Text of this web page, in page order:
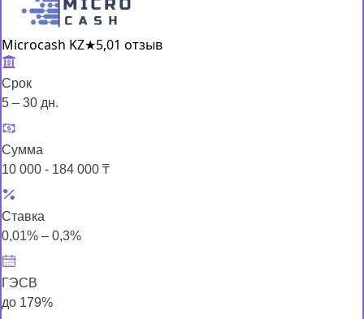
Microcash KZ★5,01 отзыв
Срок
5 – 30 дн.
Сумма
10 000 - 184 000 ₸
Ставка
0,01% – 0,3%
ГЭСВ
до 179%